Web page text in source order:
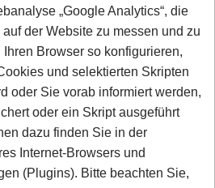
„Google Analytics“, die
der Website zu messen und zu
Browser so konfigurieren,
und selektierten Skripten
oder Sie vorab informiert werden,
oder ein Skript ausgeführt
dazu finden Sie in der
Internet-Browsers und
(Plugins). Bitte beachten Sie,